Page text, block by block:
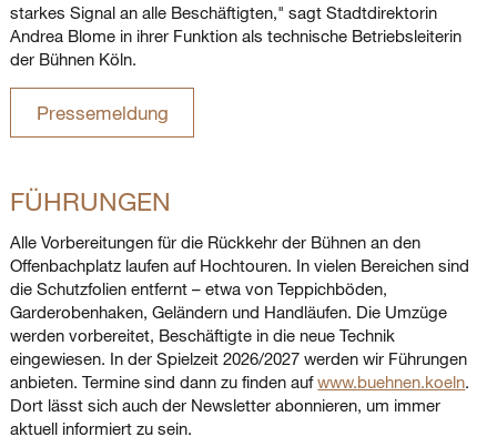
starkes Signal an alle Beschäftigten," sagt Stadtdirektorin
Andrea Blome in ihrer Funktion als technische Betriebsleiterin
der Bühnen Köln.
Pressemeldung
FÜHRUNGEN
Alle Vorbereitungen für die Rückkehr der Bühnen an den
Offenbachplatz laufen auf Hochtouren. In vielen Bereichen sind
die Schutzfolien entfernt – etwa von Teppichböden,
Garderobenhaken, Geländern und Handläufen. Die Umzüge
werden vorbereitet, Beschäftigte in die neue Technik
eingewiesen. In der Spielzeit 2026/2027 werden wir Führungen
anbieten. Termine sind dann zu finden aufwww.buehnen.koeln.
Dort lässt sich auch der Newsletter abonnieren, um immer
aktuell informiert zu sein.